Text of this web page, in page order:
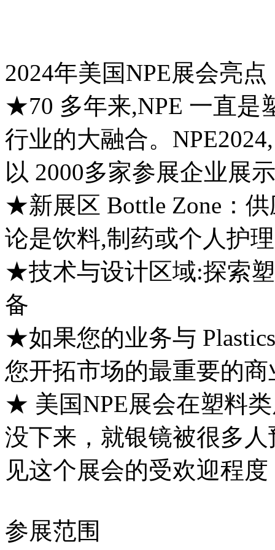
2024年美国NPE展会亮点
★70 多年来,NPE 一直是
行业的大融合。
以 2000多家参展企业展
★新展区 Bottle Zone：
论是饮料,制药或个人护
★技术与设计区域:探索
备
★如果您的业务与
您开拓市场的最重要的
★ 美国NPE展会在塑料
没下来，就银镜被很多
见这个展会的受欢迎程度
参展范围